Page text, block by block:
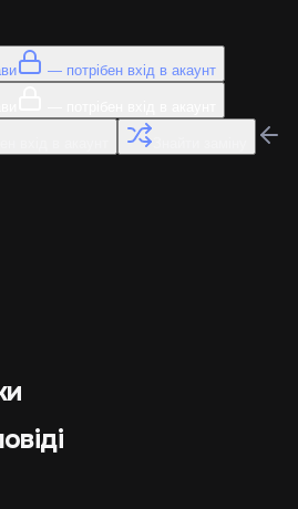
— потрібен вхід в акаунт